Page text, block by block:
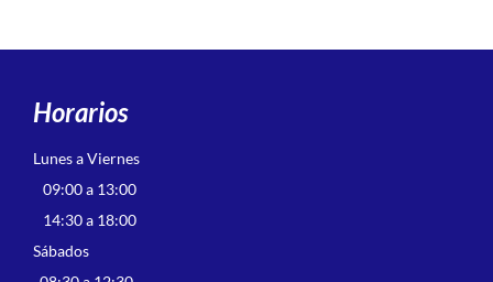
Horarios
Lunes a Viernes
09:00 a 13:00
14:30 a 18:00
Sábados